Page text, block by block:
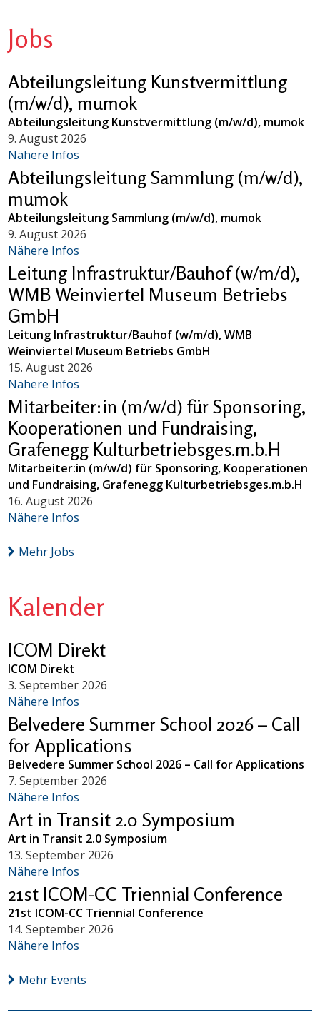
Jobs
Abteilungsleitung Kunstvermittlung
(m/w/d), mumok
Abteilungsleitung Kunstvermittlung (m/w/d), mumok
9. August 2026
Nähere Infos
Abteilungsleitung Sammlung (m/w/d),
mumok
Abteilungsleitung Sammlung (m/w/d), mumok
9. August 2026
Nähere Infos
Leitung Infrastruktur/Bauhof (w/m/d),
WMB Weinviertel Museum Betriebs
GmbH
Leitung Infrastruktur/Bauhof (w/m/d), WMB
Weinviertel Museum Betriebs GmbH
15. August 2026
Nähere Infos
Mitarbeiter:in (m/w/d) für Sponsoring,
Kooperationen und Fundraising,
Grafenegg Kulturbetriebsges.m.b.H
Mitarbeiter:in (m/w/d) für Sponsoring, Kooperationen
und Fundraising, Grafenegg Kulturbetriebsges.m.b.H
16. August 2026
Nähere Infos
Mehr Jobs
Kalender
ICOM Direkt
ICOM Direkt
3. September 2026
Nähere Infos
Belvedere Summer School 2026 – Call
for Applications
Belvedere Summer School 2026 – Call for Applications
7. September 2026
Nähere Infos
Art in Transit 2.0 Symposium
Art in Transit 2.0 Symposium
13. September 2026
Nähere Infos
21st ICOM-CC Triennial Conference
21st ICOM-CC Triennial Conference
14. September 2026
Nähere Infos
Mehr Events